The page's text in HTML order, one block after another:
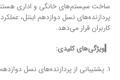
ساخت سیستم‌های خانگی و اداری هستند.
پردازنده‌های نسل دوازدهم اینتل، عملکرد
کاربران قرار می‌دهد.
▎ویژگی‌های کلیدی:
1. پشتیبانی از پردازنده‌های نسل دوازدهم اینتل: